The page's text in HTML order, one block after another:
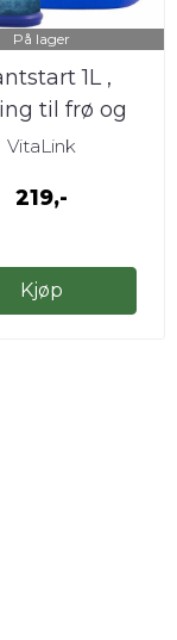
På lager
1L ,
til frø og
stiklinger
VitaLink
219,-
Kjøp